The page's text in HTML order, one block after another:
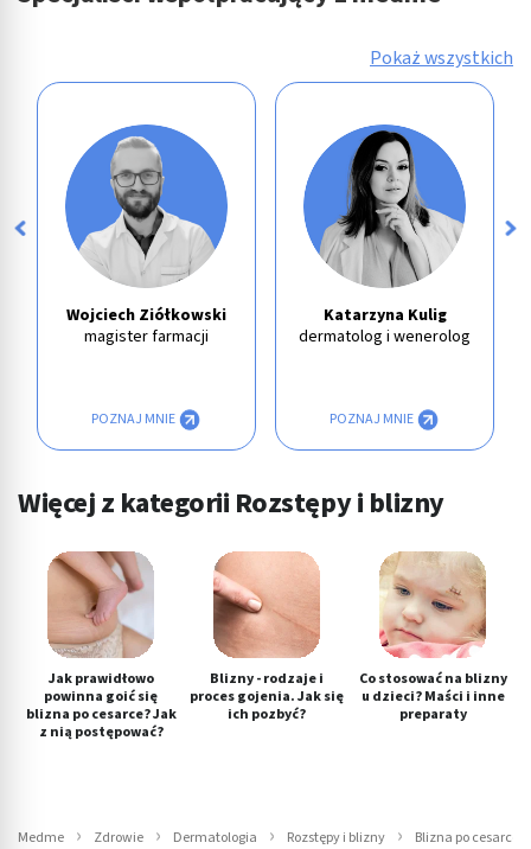
Pokaż wszystkich
Wojciech Ziółkowski
magister farmacji
POZNAJ MNIE
Katarzyna Kulig
dermatolog i wenerolog
POZNAJ MNIE
Więcej z kategorii Rozstępy i blizny
Jak prawidłowo
powinna goić się
blizna po cesarce? Jak
z nią postępować?
Blizny - rodzaje i
proces gojenia. Jak się
ich pozbyć?
Co stosować na blizny
u dzieci? Maści i inne
preparaty
Medme Zdrowie Dermatologia Rozstępy i blizny Blizna po cesarce